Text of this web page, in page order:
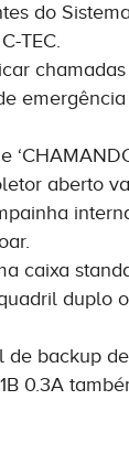
do
TEC.
emergência
aberto
caixa
duplo
de backup
0.3A